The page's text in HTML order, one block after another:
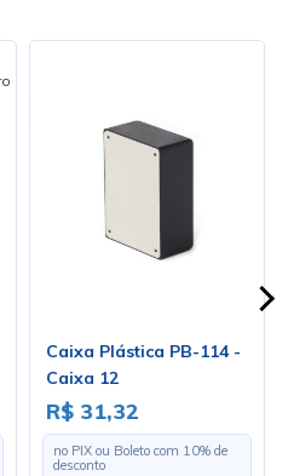
Caixa Plástica PB-114 -
Caixa 12
R$ 31,32
no PIX ou Boleto com 10% de
desconto